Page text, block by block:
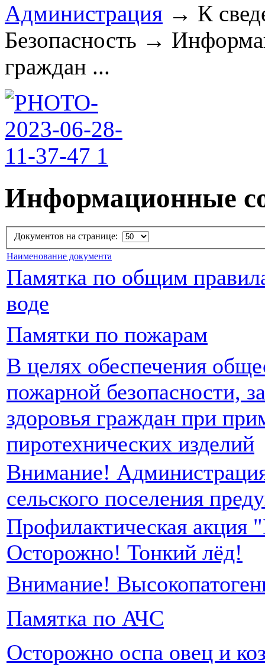
Администрация → К
Безопасность →
граждан ...
Информационные
Документов на странице:
Наименование документа
Памятка по общим
воде
Памятки по пожарам
В целях обеспечения
пожарной безопасности,
здоровья граждан при
пиротехнических изделий
Внимание!
сельского поселения
Профилактическая акция
Осторожно! Тонкий лёд!
Внимание!
Памятка по АЧС
Осторожно оспа овец и